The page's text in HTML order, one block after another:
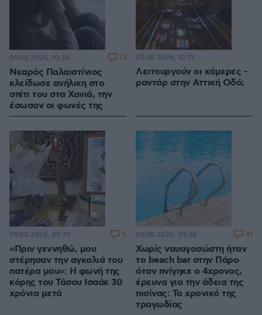
Νεαρός Παλαιστίνιος
κλείδωσε ανήλικη στο
σπίτι του στα Χανιά, την
έσωσαν οι φωνές της
09.08.2026, 10:38 13
Λειτουργούν οι κάμερες -
ραντάρ στην Αττική Οδό;
09.08.2026, 10:19
«Πριν γεννηθώ, μου
στέρησαν την αγκαλιά του
πατέρα μου»: Η φωνή της
κόρης του Τάσου Ισαάκ 30
χρόνια μετά
09.08.2026, 09:39 5
Χωρίς ναυαγοσώστη ήταν
το beach bar στην Πάρο
όταν πνίγηκε ο 4χρονος,
έρευνα για την άδεια της
πισίνας: Το χρονικό της
τραγωδίας
09.08.2026, 09:28 41